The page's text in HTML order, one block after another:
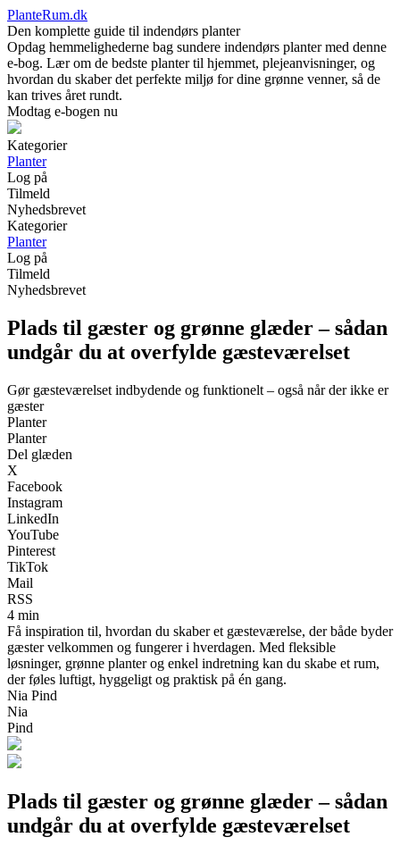
PlanteRum.dk
Den komplette guide til indendørs planter
Opdag hemmelighederne bag sundere indendørs planter med denne
e-bog. Lær om de bedste planter til hjemmet, plejeanvisninger, og
hvordan du skaber det perfekte miljø for dine grønne venner, så de
kan trives året rundt.
Modtag e-bogen nu
Kategorier
Planter
Log på
Tilmeld
Nyhedsbrevet
Kategorier
Planter
Log på
Tilmeld
Nyhedsbrevet
Plads til gæster og grønne glæder – sådan
undgår du at overfylde gæsteværelset
Gør gæsteværelset indbydende og funktionelt – også når der ikke er
gæster
Planter
Planter
Del glæden
X
Facebook
Instagram
LinkedIn
YouTube
Pinterest
TikTok
Mail
RSS
4 min
Få inspiration til, hvordan du skaber et gæsteværelse, der både byder
gæster velkommen og fungerer i hverdagen. Med fleksible
løsninger, grønne planter og enkel indretning kan du skabe et rum,
der føles luftigt, hyggeligt og praktisk på én gang.
Nia Pind
Nia
Pind
Plads til gæster og grønne glæder – sådan
undgår du at overfylde gæsteværelset